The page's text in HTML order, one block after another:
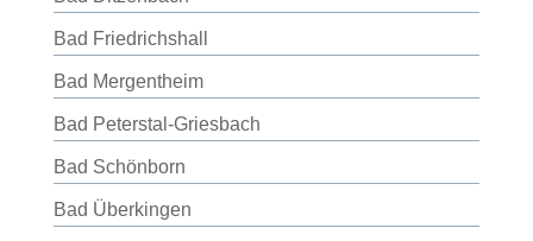
Bad Friedrichshall
Bad Mergentheim
Bad Peterstal-Griesbach
Bad Schönborn
Bad Überkingen